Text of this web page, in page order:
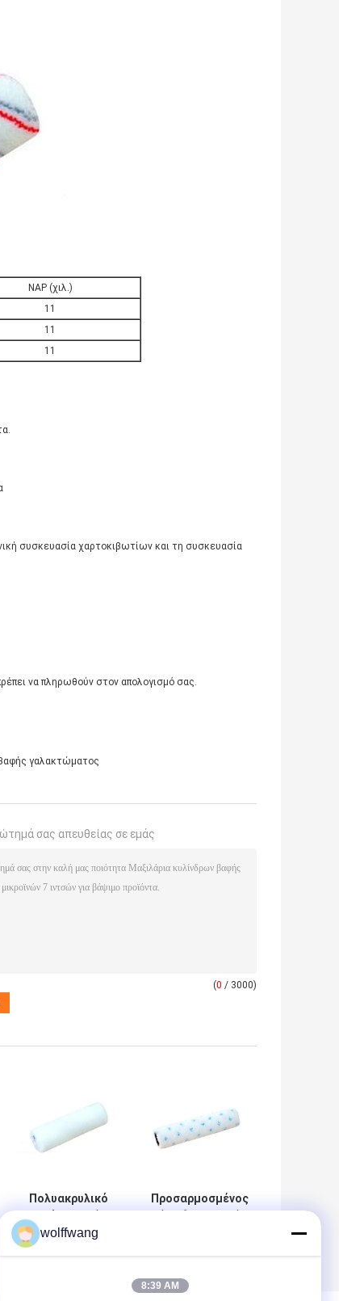
NAP (χιλ.)
11
11
11
συσκευασία χαρτοκιβωτίων και τη συσκευασία
να πληρωθούν στον απολογισμό σας.
γαλακτώματος
σας απευθείας σε εμάς
(0 / 3000)
Πολυακρυλικό
Mini Roller Roller
Microfibre για
Προσαρμοσμένος
wolffwang
8:39 AM